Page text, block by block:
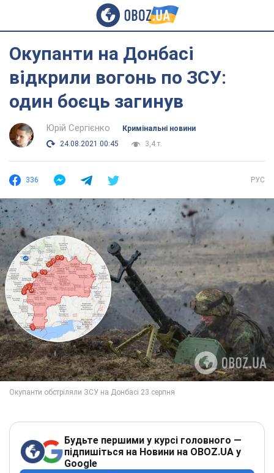
Окупанти на Донбасі
відкрили вогонь по ЗСУ:
один боєць загинув
Юрій Сергієнко
Кримінальні новини
24.08.2021 00:45
3,4 т.
336 РУС
Будьте першими у курсі головного —
підпишіться на Новини на OBOZ.UA у
Google